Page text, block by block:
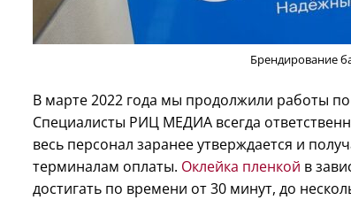
Брендирование
В марте 2022 года мы продолжили работы
Специалисты РИЦ МЕДИА всегда
весь персонал заранее утверждается и
терминалам оплаты. Оклейка пленкой в
достигать по времени от 30 минут, до